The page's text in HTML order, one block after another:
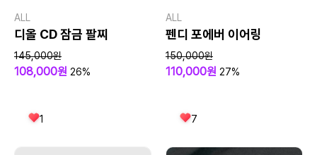
ALL
디올 CD 잠금 팔찌
145,000원
108,000원 26%
1
ALL
펜디 포에버 이어링
150,000원
110,000원 27%
7